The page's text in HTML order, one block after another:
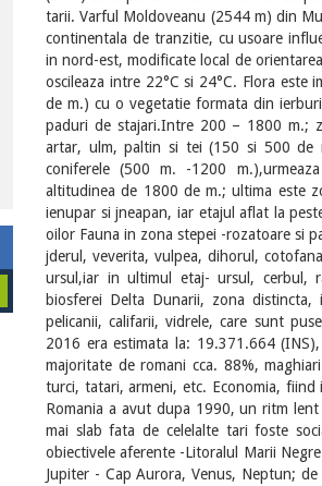
tarii. Varful Moldoveanu (2544 m) din
continentala de tranzitie, cu usoare
in nord-est, modificate local de
oscileaza intre 22°C si 24°C. Flora
de m.) cu o vegetatie formata din
paduri de stajari.Intre 200 – 1800 m.;
artar, ulm, paltin si tei (150 si 500 de
coniferele (500 m. -1200
altitudinea de 1800 de m.; ultima este
ienupar si jneapan, iar etajul aflat la
oilor Fauna in zona stepei -rozatoare si
jderul, veverita, vulpea, dihorul,
ursul,iar in ultimul etaj- ursul, cerbul,
biosferei Delta Dunarii, zona distincta,
pelicanii, califarii, vidrele, care sunt
2016 era estimata la: 19.371.664
majoritate de romani cca. 88%,
turci, tatari, armeni, etc. Economia,
Romania a avut dupa 1990, un ritm
mai slab fata de celelalte tari foste
obiectivele aferente -Litoralul Marii
Jupiter - Cap Aurora, Venus, Neptun;